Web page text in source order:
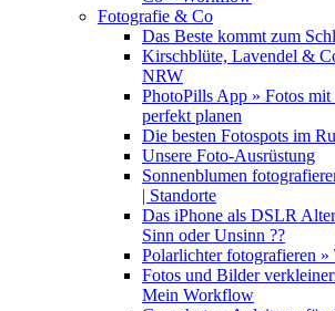
Fotografie & Co
Das Beste kommt zum
Kirschblüte, Lavendel &
NRW
PhotoPills App » Fotos
perfekt planen
Die besten Fotospots im
Unsere Foto-Ausrüstung
Sonnenblumen
| Standorte
Das iPhone als DSLR
Sinn oder Unsinn ??
Polarlichter fotografieren
Fotos und Bilder
Mein Workflow